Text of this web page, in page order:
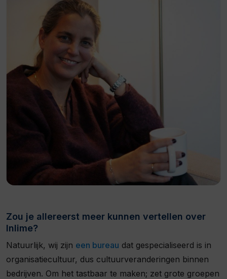
Zou je allereerst meer kunnen vertellen over
Inlime?
Natuurlijk, wij zijn een bureau dat gespecialiseerd is in
organisatiecultuur, dus cultuurveranderingen binnen
bedrijven. Om het tastbaar te maken; zet grote groepen